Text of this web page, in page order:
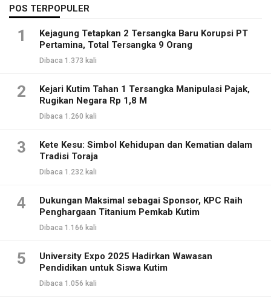
POS TERPOPULER
1
Kejagung Tetapkan 2 Tersangka Baru Korupsi PT
Pertamina, Total Tersangka 9 Orang
Dibaca 1.373 kali
2
Kejari Kutim Tahan 1 Tersangka Manipulasi Pajak,
Rugikan Negara Rp 1,8 M
Dibaca 1.260 kali
3
Kete Kesu: Simbol Kehidupan dan Kematian dalam
Tradisi Toraja
Dibaca 1.232 kali
4
Dukungan Maksimal sebagai Sponsor, KPC Raih
Penghargaan Titanium Pemkab Kutim
Dibaca 1.166 kali
5
University Expo 2025 Hadirkan Wawasan
Pendidikan untuk Siswa Kutim
Dibaca 1.056 kali